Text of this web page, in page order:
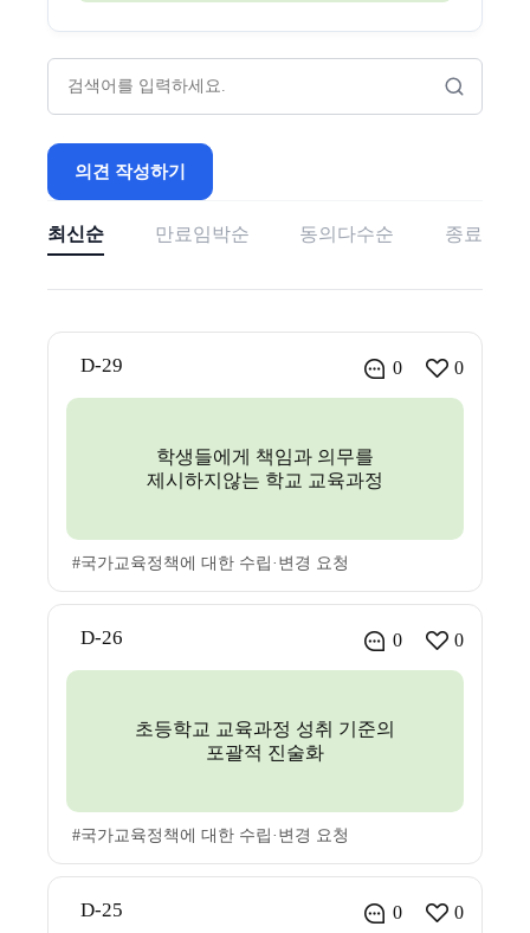
의견 작성하기
최신순 만료임박순 동의다수순 종료
D-29 0 0
학생들에게 책임과 의무를
제시하지않는 학교 교육과정
#국가교육정책에 대한 수립·변경 요청
D-26 0 0
초등학교 교육과정 성취 기준의
포괄적 진술화
#국가교육정책에 대한 수립·변경 요청
D-25 0 0